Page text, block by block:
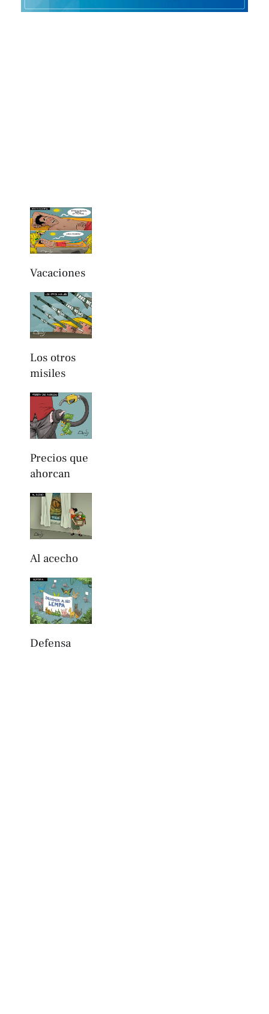
Vacaciones
Los otros
misiles
Precios que
ahorcan
Al acecho
Defensa